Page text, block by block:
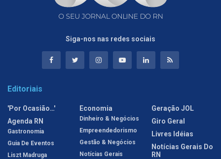
Siga-nos nas redes sociais
Editoriais
'Por Ocasião…'
Agenda RN
Gastronomia
Guia De Eventos
Liszt Madruga
Economia
Dinheiro & Negócios
Empreendedorismo
Gestão & Negócios
Notícias Gerais
Geração JOL
Giro Geral
Livres Idéias
Notícias Gerais Do
RN